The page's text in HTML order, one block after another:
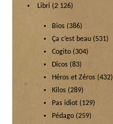
Libri (2 126)
Bios (386)
Ça c’est beau (531)
Cogito (304)
Dicos (83)
Héros et Zéros (432)
Kilos (289)
Pas idiot (129)
Pédago (259)